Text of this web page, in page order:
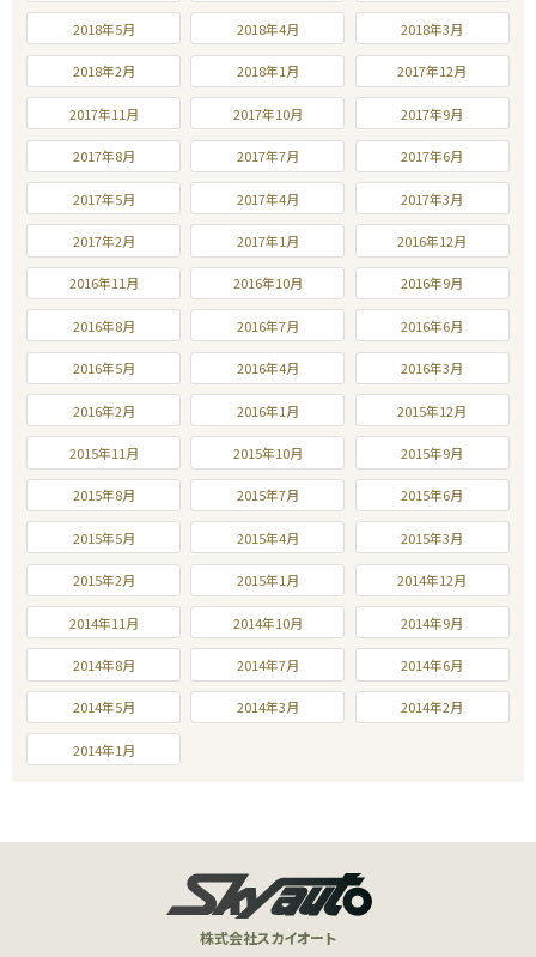
2018年5月 2018年4月 2018年3月
2018年2月 2018年1月 2017年12月
2017年11月 2017年10月 2017年9月
2017年8月 2017年7月 2017年6月
2017年5月 2017年4月 2017年3月
2017年2月 2017年1月 2016年12月
2016年11月 2016年10月 2016年9月
2016年8月 2016年7月 2016年6月
2016年5月 2016年4月 2016年3月
2016年2月 2016年1月 2015年12月
2015年11月 2015年10月 2015年9月
2015年8月 2015年7月 2015年6月
2015年5月 2015年4月 2015年3月
2015年2月 2015年1月 2014年12月
2014年11月 2014年10月 2014年9月
2014年8月 2014年7月 2014年6月
2014年5月 2014年3月 2014年2月
2014年1月
株式会社スカイオート